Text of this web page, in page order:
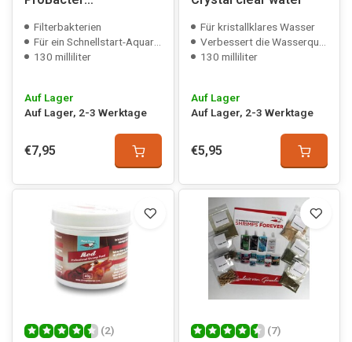
Filterbakterien
Für ein Schnellstart-Aquarium
130 milliliter
Auf Lager
Auf Lager, 2-3 Werktage
€7,95
Für kristallklares Wasser
Verbessert die Wasserqualität
130 milliliter
Auf Lager
Auf Lager, 2-3 Werktage
€5,95
(2) (7)